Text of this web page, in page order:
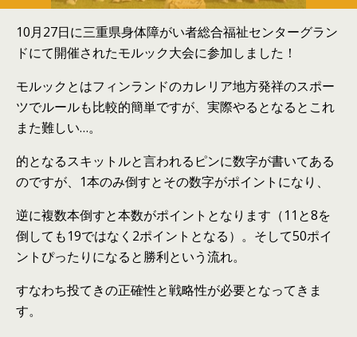
10月27日に三重県身体障がい者総合福祉センターグラン
ドにて開催されたモルック大会に参加しました！
モルックとはフィンランドのカレリア地方発祥のスポー
ツでルールも比較的簡単ですが、実際やるとなるとこれ
また難しい…。
的となるスキットルと言われるピンに数字が書いてある
のですが、1本のみ倒すとその数字がポイントになり、
逆に複数本倒すと本数がポイントとなります（11と8を
倒しても19ではなく2ポイントとなる）。そして50ポイ
ントぴったりになると勝利という流れ。
すなわち投てきの正確性と戦略性が必要となってきま
す。